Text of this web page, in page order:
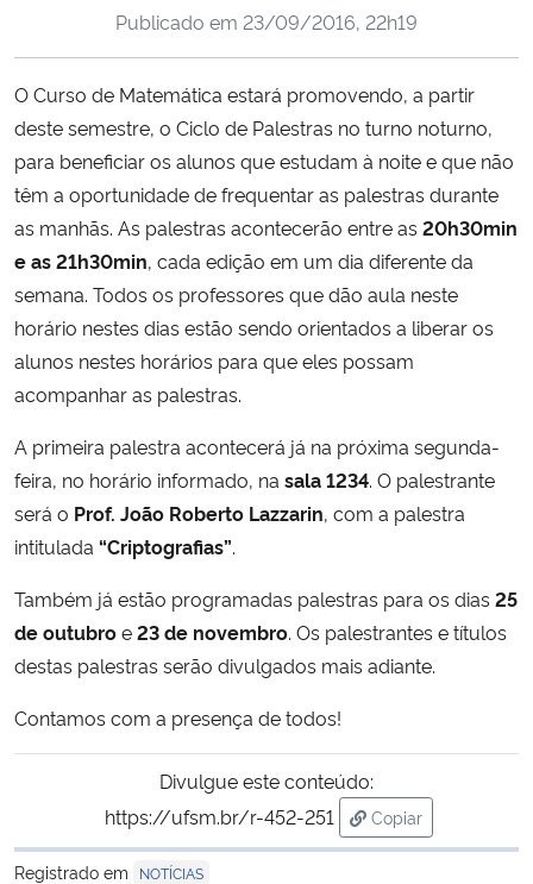
Ministério da Cidadania
Ministério da Ciência, Tecnologia, Inovações e Comunicações
Ministério do Meio Ambiente
Ministério do Turismo
Ministério do Desenvolvimento Regional
Controladoria-Geral da União
Ministério da Mulher, da Família e dos Direitos Humanos
Gabinete de Segurança Institucional
Advocacia-Geral da União
Publicado em 23/09/2016, 22h19
O Curso de Matemática estará promovendo, a partir
deste semestre, o Ciclo de Palestras no turno noturno,
para beneficiar os alunos que estudam à noite e que não
têm a oportunidade de frequentar as palestras durante
as manhãs. As palestras acontecerão entre as 20h30min
e as 21h30min, cada edição em um dia diferente da
semana. Todos os professores que dão aula neste
horário nestes dias estão sendo orientados a liberar os
alunos nestes horários para que eles possam
acompanhar as palestras.
A primeira palestra acontecerá já na próxima segunda-
feira, no horário informado, na sala 1234. O palestrante
será o Prof. João Roberto Lazzarin, com a palestra
intitulada “Criptografias”.
Também já estão programadas palestras para os dias 25
de outubroe23 de novembro. Os palestrantes e títulos
destas palestras serão divulgados mais adiante.
Contamos com a presença de todos!
Divulgue este conteúdo:
https://ufsm.br/r-452-251
Copiar
para área de
Registrado em
NOTÍCIAS